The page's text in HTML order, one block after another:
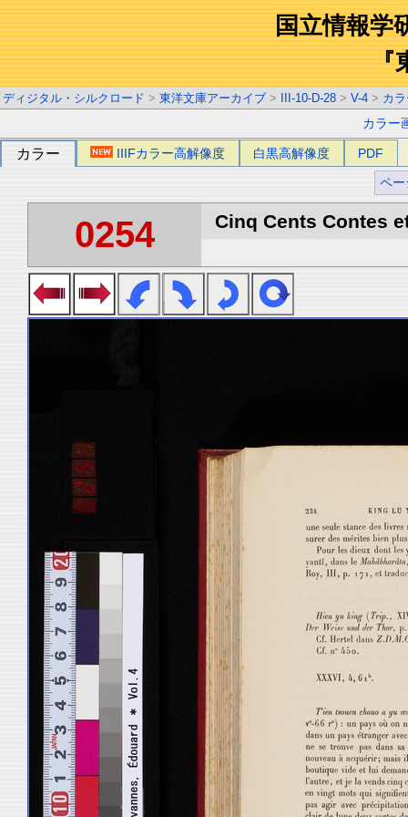
国立情報学
『
ディジタル・シルクロード > 東洋文庫アーカイブ > III-10-D-28 > V-4 > カ
カラー
カラー IIIFカラー高解像度 白黒高解像度 PDF
ペー
0254 Cinq Cents Contes